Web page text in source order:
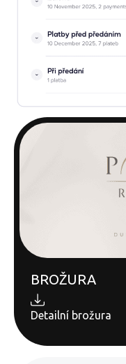
BROŽURA
Detailní brožura